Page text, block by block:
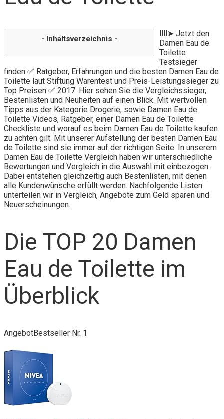
- Inhaltsverzeichnis -
llll➤ Jetzt den
Damen Eau de
Toilette
Testsieger
finden ✅ Ratgeber, Erfahrungen und die besten Damen Eau de
Toilette laut Stiftung Warentest und Preis-Leistungssieger zu
Top Preisen ✅ 2017. Hier sehen Sie die Vergleichssieger,
Bestenlisten und Neuheiten auf einen Blick. Mit wertvollen
Tipps aus der Kategorie Drogerie, sowie Damen Eau de
Toilette Videos, Ratgeber, einer Damen Eau de Toilette
Checkliste und worauf es beim Damen Eau de Toilette kaufen
zu achten gilt. Mit unserer Aufstellung der besten Damen Eau
de Toilette sind sie immer auf der richtigen Seite. In unserem
Damen Eau de Toilette Vergleich haben wir unterschiedliche
Bewertungen und Vergleich in die Auswahl mit einbezogen.
Dabei entstehen gleichzeitig auch Bestenlisten, mit denen
alle Kundenwünsche erfüllt werden. Nachfolgende Listen
unterteilen wir in Vergleich, Angebote zum Geld sparen und
Neuerscheinungen.
Die TOP 20 Damen
Eau de Toilette im
Überblick
AngebotBestseller Nr. 1